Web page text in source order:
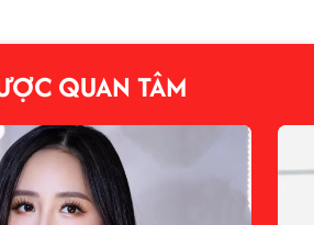
QUAN TÂM